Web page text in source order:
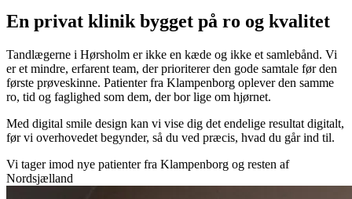
En privat klinik bygget på ro og kvalitet
Tandlægerne i Hørsholm er ikke en kæde og ikke et samlebånd. Vi
er et mindre, erfarent team, der prioriterer den gode samtale før den
første prøveskinne. Patienter fra Klampenborg oplever den samme
ro, tid og faglighed som dem, der bor lige om hjørnet.
Med digital smile design kan vi vise dig det endelige resultat digitalt,
før vi overhovedet begynder, så du ved præcis, hvad du går ind til.
Vi tager imod nye patienter fra Klampenborg og resten af
Nordsjælland